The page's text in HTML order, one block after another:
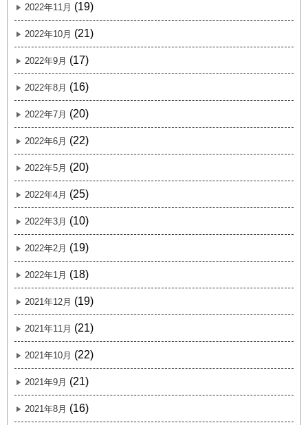
2022年11月 (19)
2022年10月 (21)
2022年9月 (17)
2022年8月 (16)
2022年7月 (20)
2022年6月 (22)
2022年5月 (20)
2022年4月 (25)
2022年3月 (10)
2022年2月 (19)
2022年1月 (18)
2021年12月 (19)
2021年11月 (21)
2021年10月 (22)
2021年9月 (21)
2021年8月 (16)